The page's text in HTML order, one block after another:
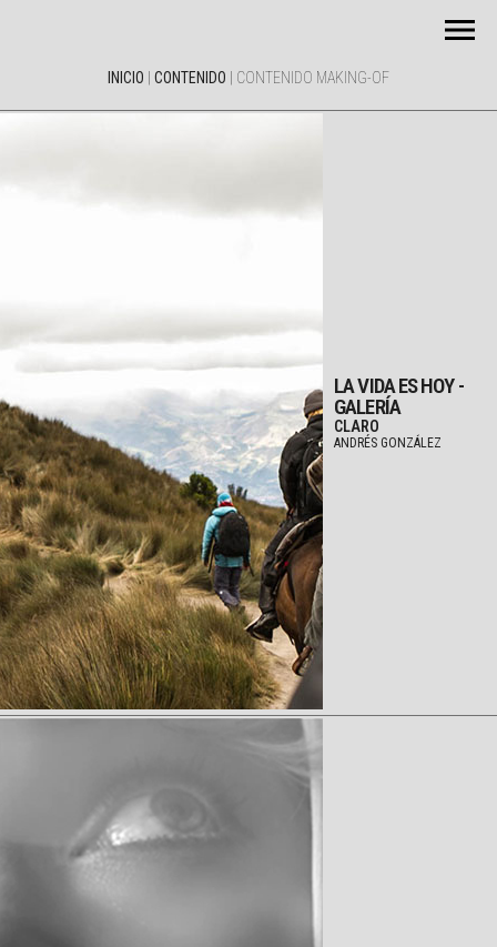
INICIO CONTENIDO CONTENIDO MAKING-OF
LA VIDA ES HOY -
GALERÍA
CLARO
ANDRÉS GONZÁLEZ